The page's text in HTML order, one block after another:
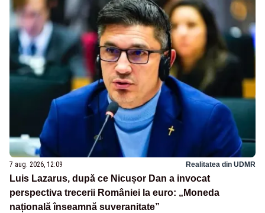
7 aug. 2026, 12:09 Realitatea din UDMR
Luis Lazarus, după ce Nicușor Dan a invocat
perspectiva trecerii României la euro: „Moneda
națională înseamnă suveranitate”